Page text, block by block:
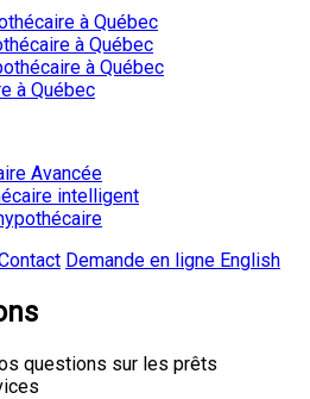
à Québec
à Québec
à Québec
à Québec
Avancée
intelligent
Demande en ligne English
questions sur les prêts